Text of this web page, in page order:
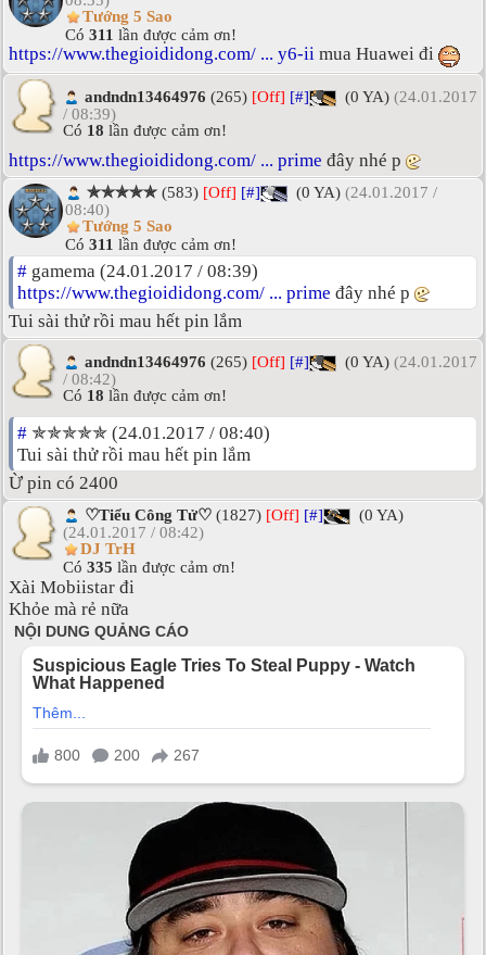
Tướng 5 Sao
Có 311 lần được cảm ơn!
https://www.thegioididong.com/ ... y6-ii mua Huawei đi
andndn13464976 (265) [Off] [#] (0 YA) (24.01.2017
/ 08:39)
Có 18 lần được cảm ơn!
https://www.thegioididong.com/ ... prime đây nhé p
✯✯✯✯✯ (583) [Off] [#] (0 YA) (24.01.2017 /
08:40)
Tướng 5 Sao
Có 311 lần được cảm ơn!
# gamema (24.01.2017 / 08:39)
https://www.thegioididong.com/ ... prime đây nhé p
Tui sài thử rồi mau hết pin lắm
andndn13464976 (265) [Off] [#] (0 YA) (24.01.2017
/ 08:42)
Có 18 lần được cảm ơn!
# ✯✯✯✯✯ (24.01.2017 / 08:40)
Tui sài thử rồi mau hết pin lắm
Ừ pin có 2400
♡Tiểu Công Tử♡ (1827) [Off] [#]
(0 YA)
(24.01.2017 / 08:42)
DJ TrH
Có 335 lần được cảm ơn!
Xài Mobiistar đi
Khỏe mà rẻ nữa